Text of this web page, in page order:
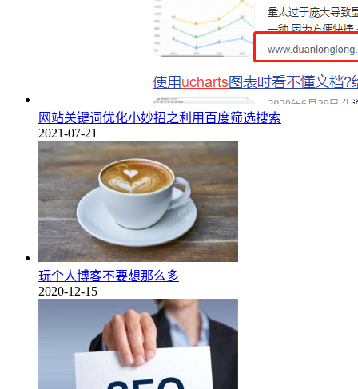
网站关键词优化小妙招之利用百度筛选搜索
2021-07-21
玩个人博客不要想那么多
2020-12-15